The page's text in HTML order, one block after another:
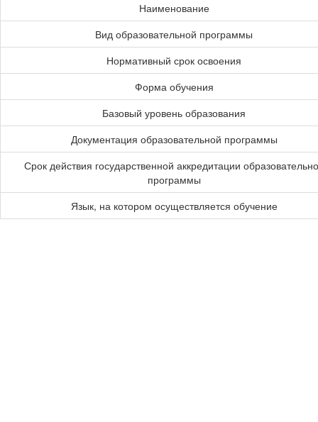
Наименование
Вид образовательной программы
Нормативный срок освоения
Форма обучения
Базовый уровень образования
Документация образовательной программы
Срок действия государственной аккредитации
программы
Язык, на котором осуществляется обучение